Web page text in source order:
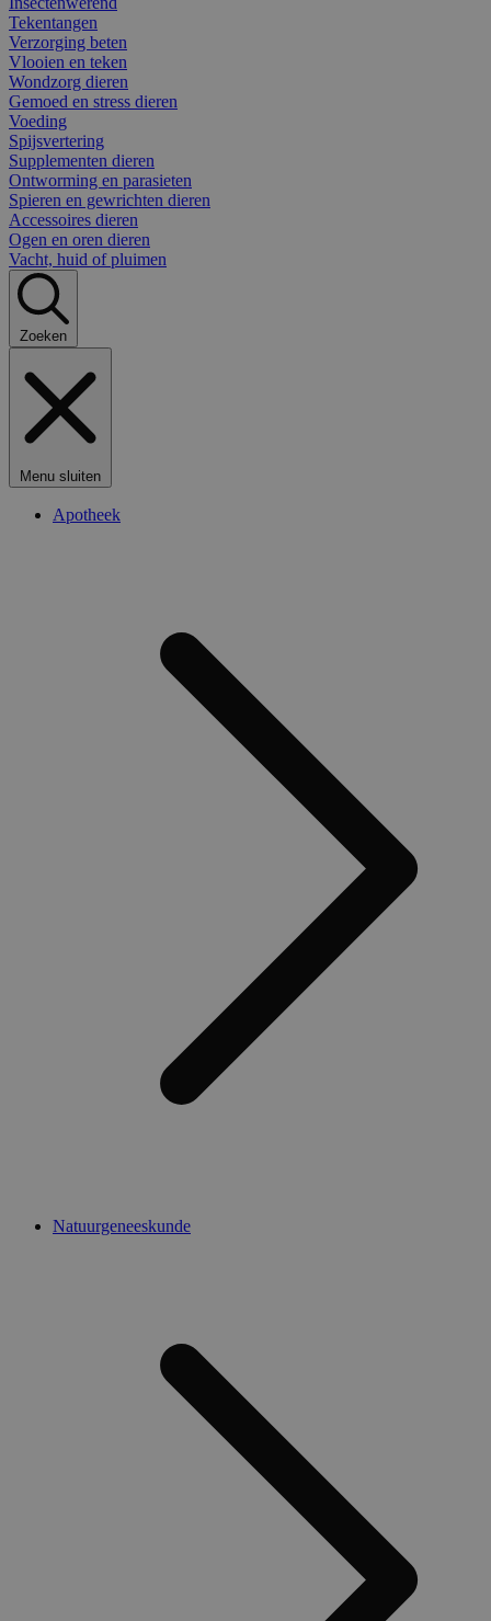
Tekentangen
Verzorging beten
Vlooien en teken
Wondzorg dieren
Gemoed en stress dieren
Voeding
Spijsvertering
Supplementen dieren
Ontworming en parasieten
Spieren en gewrichten dieren
Accessoires dieren
Ogen en oren dieren
Vacht, huid of pluimen
Zoeken
Menu sluiten
Apotheek
Natuurgeneeskunde